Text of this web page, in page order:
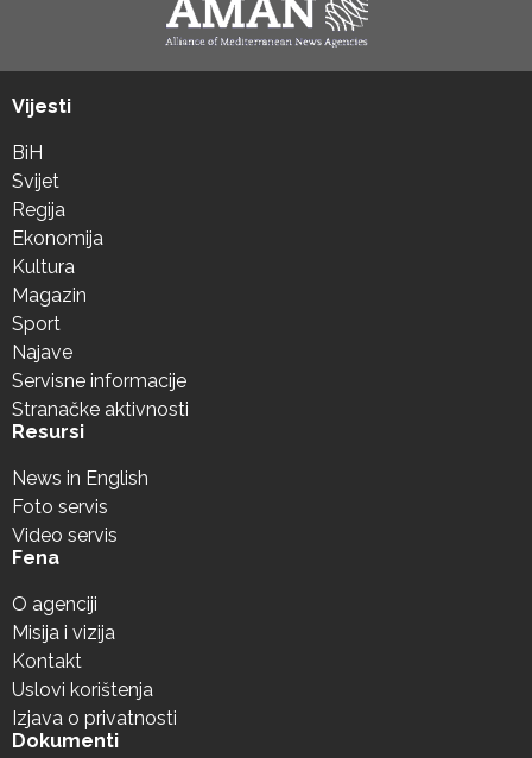
Vijesti
BiH
Svijet
Regija
Ekonomija
Kultura
Magazin
Sport
Najave
Servisne informacije
Stranačke aktivnosti
Resursi
News in English
Foto servis
Video servis
Fena
O agenciji
Misija i vizija
Kontakt
Uslovi korištenja
Izjava o privatnosti
Dokumenti